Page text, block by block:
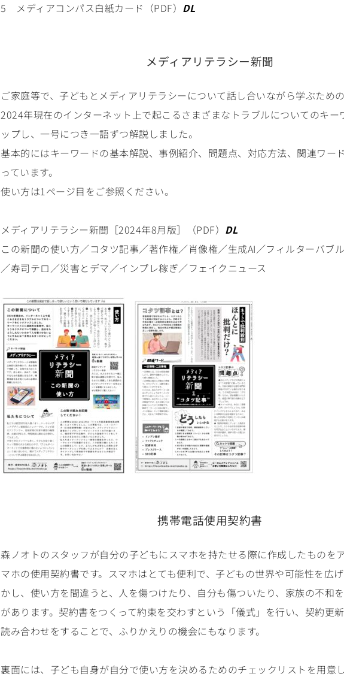
5 メディアコンパス白紙カード（PDF） DL
メディアリテラシー新聞
ご家庭等で、子どもとメディアリテラシーについて話し合いながら学ぶための
2024年現在のインターネット上で起こるさまざまなトラブルについてのキー
ップし、一号につき一語ずつ解説しました。
基本的にはキーワードの基本解説、事例紹介、問題点、対応方法、関連ワー
っています。
使い方は1ページ目をご参照ください。
メディアリテラシー新聞［2024年8月版］（PDF） DL
この新聞の使い方／コタツ記事／著作権／肖像権／生成AI／フィルターバブ
／寿司テロ／災害とデマ／インプレ稼ぎ／フェイクニュース
携帯電話使用契約書
森ノオトのスタッフが自分の子どもにスマホを持たせる際に作成したものを
マホの使用契約書です。スマホはとても便利で、子どもの世界や可能性を広
かし、使い方を間違うと、人を傷つけたり、自分も傷ついたり、家族の不和
があります。契約書をつくって約束を交わすという「儀式」を行い、契約更
読み合わせをすることで、ふりかえりの機会にもなります。
裏面には、子ども自身が自分で使い方を決めるためのチェックリストを用意